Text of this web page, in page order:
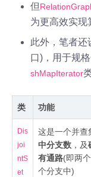
但
为更高效实现
此外，笔者还
口)，用于规
shMapIterator
类 功能
Dis
joi
ntS
et
这是一个并查
中分支数，及
有通路(即两
个分支中)